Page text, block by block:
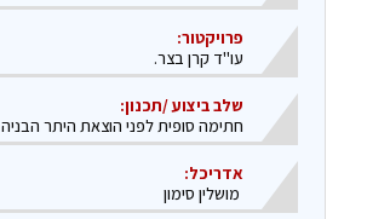
פרויקטור:
עו"ד קרן בצר.
שלב ביצוע /תכנון:
​חתימה סופית לפני הוצאת היתר הבניה
אדריכל:
מושלין סימון